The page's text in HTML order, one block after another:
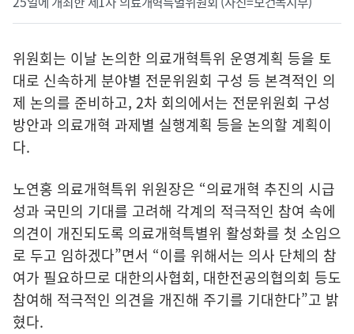
위원회는 이날 논의한 의료개혁특위 운영계획 등을 토
대로 신속하게 분야별 전문위원회 구성 등 본격적인 의
제 논의를 준비하고, 2차 회의에서는 전문위원회 구성
방안과 의료개혁 과제별 실행계획 등을 논의할 계획이
다.
노연홍 의료개혁특위 위원장은 “의료개혁 추진의 시급
성과 국민의 기대를 고려해 각계의 적극적인 참여 속에
의견이 개진되도록 의료개혁특별위 활성화를 첫 소임으
로 두고 임하겠다”면서 “이를 위해서는 의사 단체의 참
여가 필요하므로 대한의사협회, 대한전공의협의회 등도
참여해 적극적인 의견을 개진해 주기를 기대한다”고 밝
혔다.